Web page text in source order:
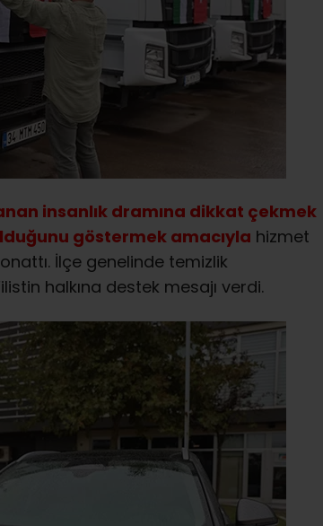
insanlık dramına dikkat çekmek
göstermek amacıyla hizmet
İlçe genelinde temizlik
halkına destek mesajı verdi.